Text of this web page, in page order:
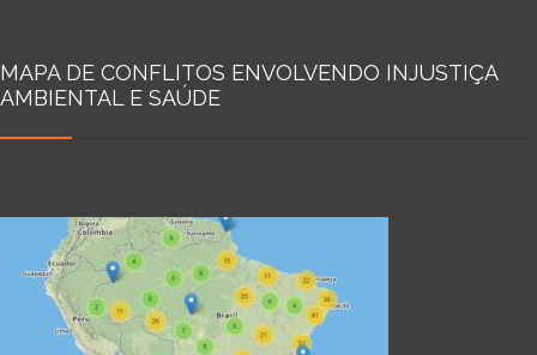
MAPA DE CONFLITOS ENVOLVENDO INJUSTIÇA
AMBIENTAL E SAÚDE